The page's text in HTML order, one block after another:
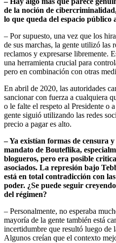
de la noción de
lo que queda del espacio
– Por supuesto, una vez que los
de sus marchas, la gente utilizó las
reclamos y expresarse libremente.
una herramienta crucial para
pero en combinación con otras
En abril de 2020, las autoridades
sancionar con fuerza a cualquiera
o le falte el respeto al Presidente o
gente siguió utilizando las redes
precio a pagar es alto.
–Ya existían formas de censura
mandato de Bouteflika,
blogueros, pero era posible
asociados. La represión bajo
está en total contradicción con
poder. ¿Se puede seguir
del régimen?
– Personalmente, no esperaba
mayoría de la gente también está
incertidumbre que resultó luego
Algunos creían que el contexto